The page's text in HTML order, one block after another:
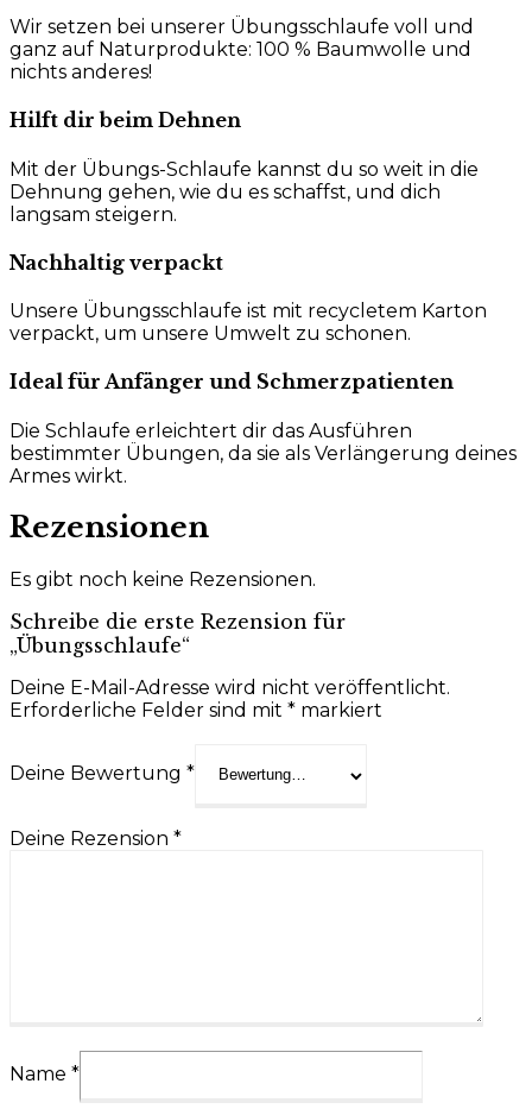
Wir setzen bei unserer Übungsschlaufe voll und
ganz auf Naturprodukte: 100 % Baumwolle und
nichts anderes!
Hilft dir beim Dehnen
Mit der Übungs-Schlaufe kannst du so weit in die
Dehnung gehen, wie du es schaffst, und dich
langsam steigern.
Nachhaltig verpackt
Unsere Übungsschlaufe ist mit recycletem Karton
verpackt, um unsere Umwelt zu schonen.
Ideal für Anfänger und Schmerzpatienten
Die Schlaufe erleichtert dir das Ausführen
bestimmter Übungen, da sie als Verlängerung deines
Armes wirkt.
Rezensionen
Es gibt noch keine Rezensionen.
Schreibe die erste Rezension für
„Übungsschlaufe“
Deine E-Mail-Adresse wird nicht veröffentlicht.
Erforderliche Felder sind mit * markiert
Deine Bewertung *
Deine Rezension *
Name *